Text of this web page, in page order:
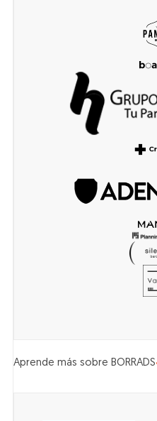
Aprende más sobre BORRADS